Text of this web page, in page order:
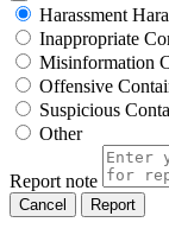
Harassment
Inappropriate
Misinformation
Offensive
Suspicious
Other
Report note
Report